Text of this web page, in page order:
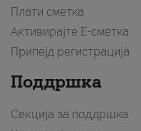
Плати сметка
Активирајте Е-сметка
Припејд регистрација
Поддршка
Секција за поддршка